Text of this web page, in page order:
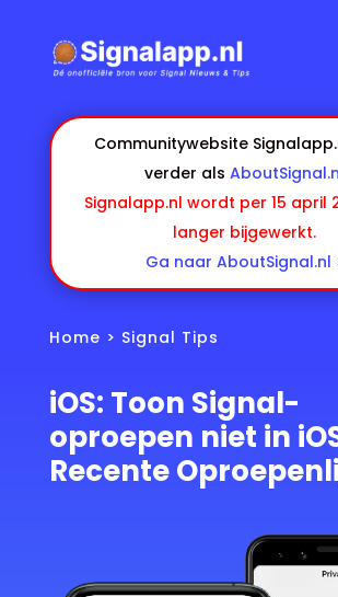
Communitywebsite
verder als
Signalapp.nl wordt per 15 april
langer bijgewerkt.
Ga naar AboutSignal.nl
Home > Signal Tips
iOS: Toon Signal-
oproepen niet in
Recente